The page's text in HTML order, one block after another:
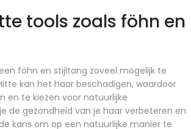
tools zoals föhn en
föhn en stijltang zoveel mogelijk te
kan het haar beschadigen, waardoor
en te kiezen voor natuurlijke
de gezondheid van je haar verbeteren en
kans om op een natuurlijke manier te